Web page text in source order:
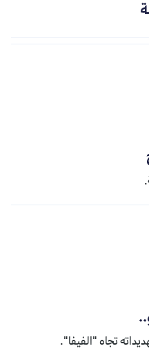
تجاه "الفيفا".